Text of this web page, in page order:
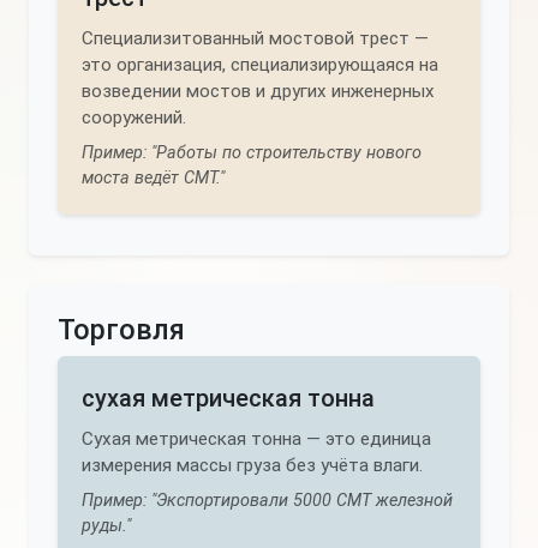
Специализитованный мостовой трест —
это организация, специализирующаяся на
возведении мостов и других инженерных
сооружений.
Пример: "Работы по строительству нового
моста ведёт СМТ."
Торговля
сухая метрическая тонна
Сухая метрическая тонна — это единица
измерения массы груза без учёта влаги.
Пример: "Экспортировали 5000 СМТ железной
руды."